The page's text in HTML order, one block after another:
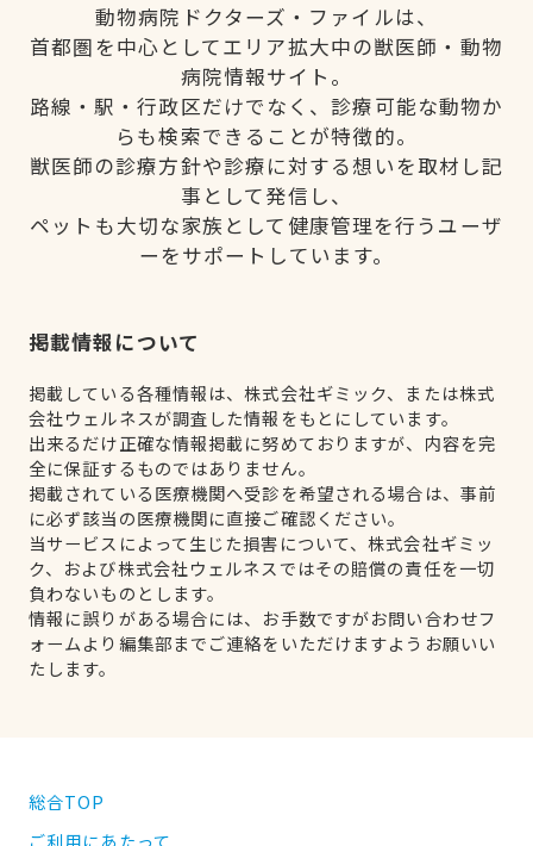
動物病院ドクターズ・ファイルは、
首都圏を中心としてエリア拡大中の獣医師・動物
病院情報サイト。
路線・駅・行政区だけでなく、診療可能な動物か
らも検索できることが特徴的。
獣医師の診療方針や診療に対する想いを取材し記
事として発信し、
ペットも大切な家族として健康管理を行うユーザ
ーをサポートしています。
掲載情報について
掲載している各種情報は、株式会社ギミック、または株式
会社ウェルネスが調査した情報をもとにしています。
出来るだけ正確な情報掲載に努めておりますが、内容を完
全に保証するものではありません。
掲載されている医療機関へ受診を希望される場合は、事前
に必ず該当の医療機関に直接ご確認ください。
当サービスによって生じた損害について、株式会社ギミッ
ク、および株式会社ウェルネスではその賠償の責任を一切
負わないものとします。
情報に誤りがある場合には、お手数ですがお問い合わせフ
ォームより編集部までご連絡をいただけますようお願いい
たします。
総合TOP